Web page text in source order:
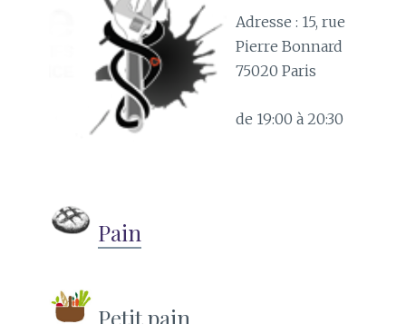
Adresse : 15, rue
Pierre Bonnard
75020 Paris
de 19:00 à 20:30
Pain
Petit pain